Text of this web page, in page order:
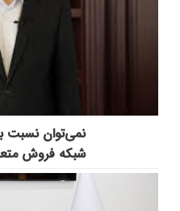
شبکه فروش